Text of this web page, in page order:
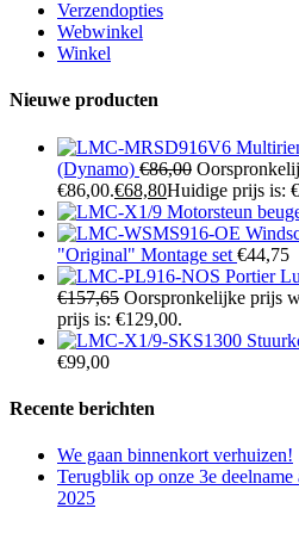
Verzendopties
Webwinkel
Winkel
Nieuwe producten
(Dynamo) €86,00
€86,00.€68,80Huidige prijs is:
Motorsteun
"Original" Montage set €44,75
Portier
€157,65 Oorspronkelijke prijs
prijs is: €129,00.
€99,00
Recente berichten
We gaan binnenkort verhuizen!
Terugblik op onze 3e
2025